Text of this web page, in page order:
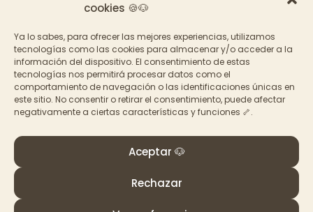
cookies 🍪🐶
Ya lo sabes, para ofrecer las mejores experiencias, utilizamos
tecnologías como las cookies para almacenar y/o acceder a la
información del dispositivo. El consentimiento de estas
tecnologías nos permitirá procesar datos como el
comportamiento de navegación o las identificaciones únicas en
este sitio. No consentir o retirar el consentimiento, puede afectar
negativamente a ciertas características y funciones 🦴.
Aceptar 🐶
Rechazar
Acceder a los cursos
Contacto
© PAT Educadora Canina, Galicia